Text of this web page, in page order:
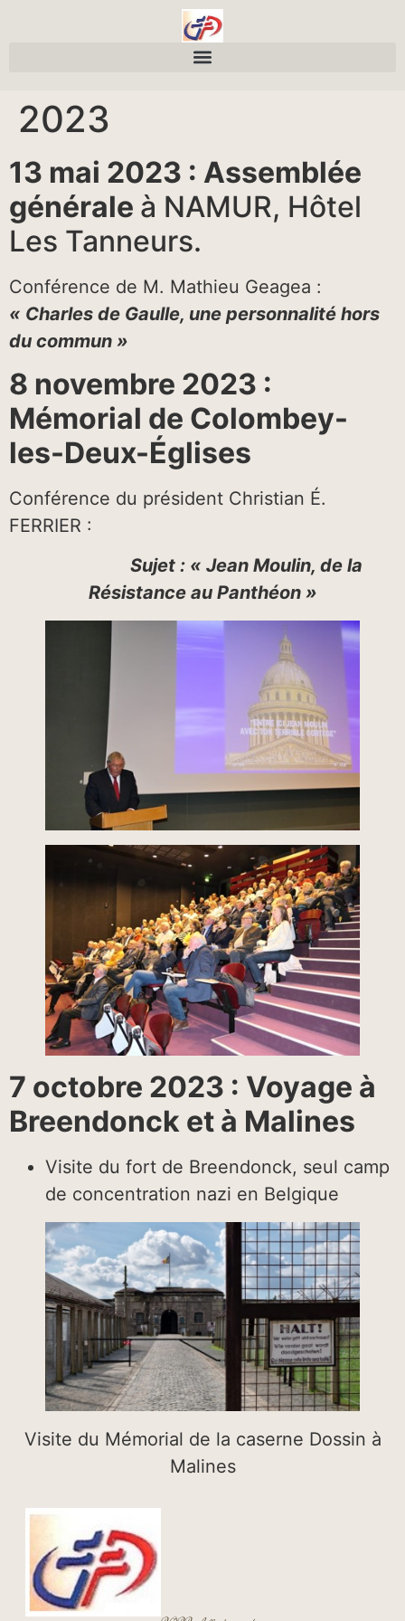
2023
13 mai 2023 : Assemblée
générale à NAMUR, Hôtel
Les Tanneurs.
Conférence de M. Mathieu Geagea :
« Charles de Gaulle, une personnalité hors
du commun »
8 novembre 2023 :
Mémorial de Colombey-
les-Deux-Églises
Conférence du président Christian É.
FERRIER :
Sujet : « Jean Moulin, de la
Résistance au Panthéon »
7 octobre 2023 : Voyage à
Breendonck et à Malines
Visite du fort de Breendonck, seul camp
de concentration nazi en Belgique
Visite du Mémorial de la caserne Dossin à
Malines